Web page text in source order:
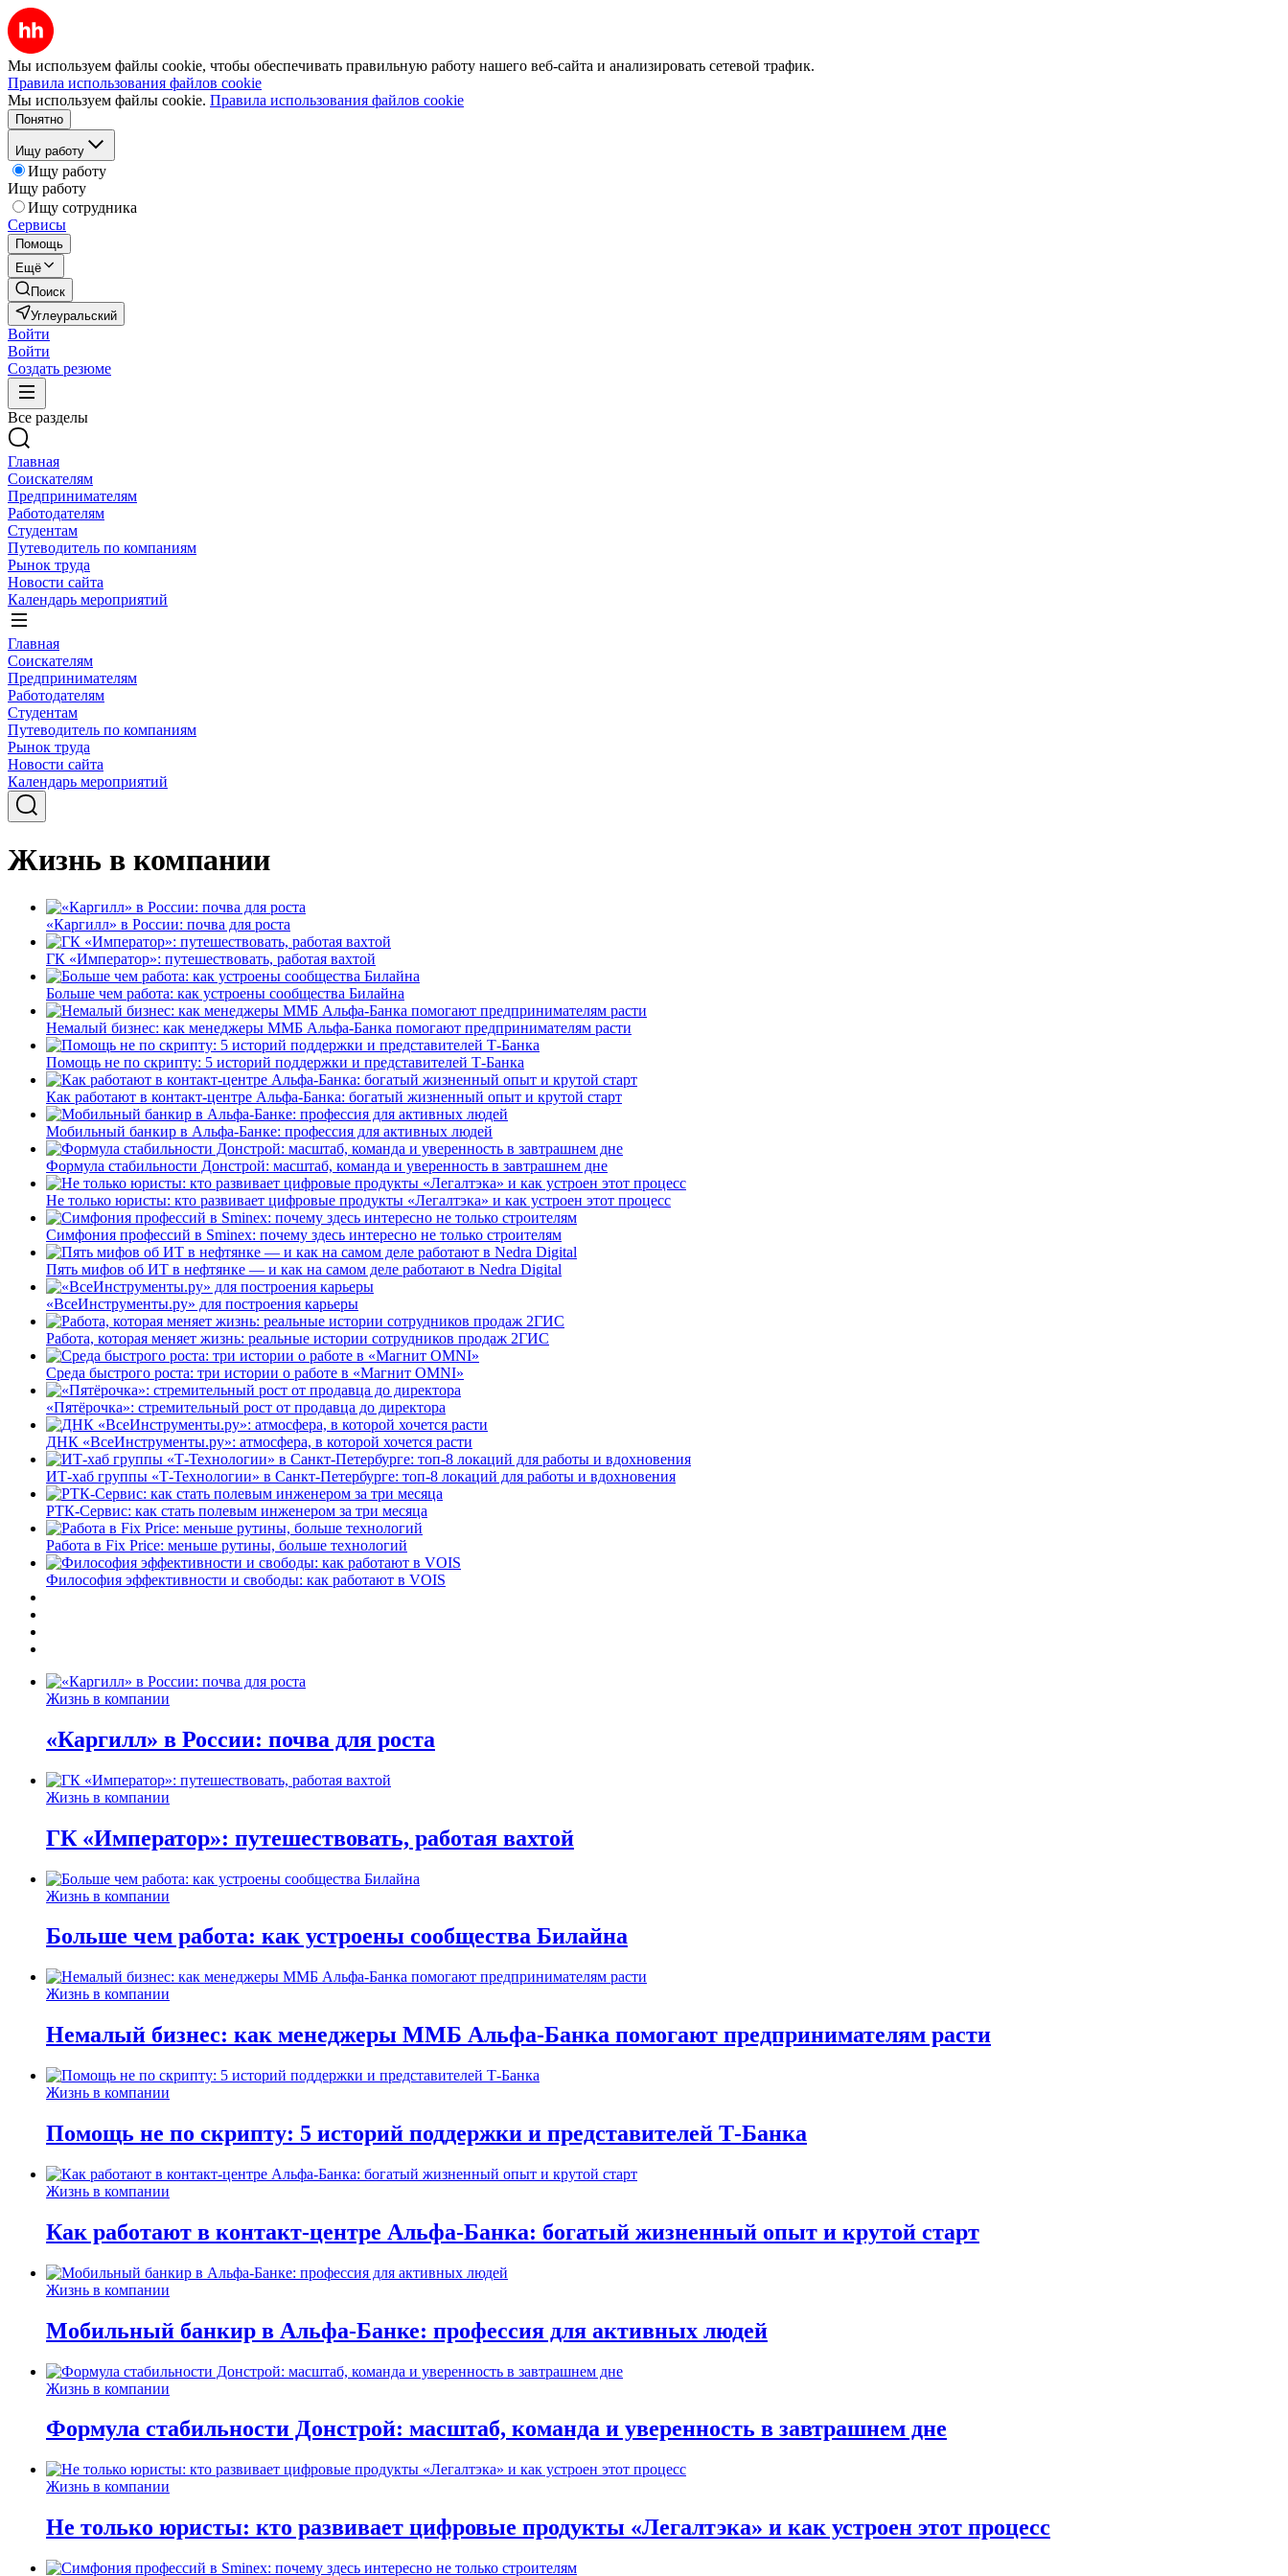
Мы используем файлы cookie, чтобы обеспечивать правильную работу нашего веб-сайта и анализировать сетевой трафик.
Правила использования файлов cookie
Мы используем файлы cookie. Правила использования файлов cookie
Понятно
Ищу работу
Ищу работу
Ищу работу
Ищу сотрудника
Сервисы
Помощь
Ещё
Поиск
Углеуральский
Войти
Войти
Создать резюме
Все разделы
Главная
Соискателям
Предпринимателям
Работодателям
Студентам
Путеводитель по компаниям
Рынок труда
Новости сайта
Календарь мероприятий
Главная
Соискателям
Предпринимателям
Работодателям
Студентам
Путеводитель по компаниям
Рынок труда
Новости сайта
Календарь мероприятий
Жизнь в компании
«Каргилл» в России: почва для роста
ГК «Император»: путешествовать, работая вахтой
Больше чем работа: как устроены сообщества Билайна
Немалый бизнес: как менеджеры ММБ Альфа-Банка помогают предпринимателям расти
Помощь не по скрипту: 5 историй поддержки и представителей Т-Банка
Как работают в контакт-центре Альфа-Банка: богатый жизненный опыт и крутой старт
Мобильный банкир в Альфа-Банке: профессия для активных людей
Формула стабильности Донстрой: масштаб, команда и уверенность в завтрашнем дне
Не только юристы: кто развивает цифровые продукты «Легалтэка» и как устроен этот процесс
Симфония профессий в Sminex: почему здесь интересно не только строителям
Пять мифов об ИТ в нефтянке — и как на самом деле работают в Nedra Digital
«ВсеИнструменты.ру» для построения карьеры
Работа, которая меняет жизнь: реальные истории сотрудников продаж 2ГИС
Среда быстрого роста: три истории о работе в «Магнит OMNI»
«Пятёрочка»: стремительный рост от продавца до директора
ДНК «ВсеИнструменты.ру»: атмосфера, в которой хочется расти
ИТ-хаб группы «Т-Технологии» в Санкт-Петербурге: топ-8 локаций для работы и вдохновения
РТК-Сервис: как стать полевым инженером за три месяца
Работа в Fix Price: меньше рутины, больше технологий
Философия эффективности и свободы: как работают в VOIS
Жизнь в компании
«Каргилл» в России: почва для роста
Жизнь в компании
ГК «Император»: путешествовать, работая вахтой
Жизнь в компании
Больше чем работа: как устроены сообщества Билайна
Жизнь в компании
Немалый бизнес: как менеджеры ММБ Альфа-Банка помогают предпринимателям расти
Жизнь в компании
Помощь не по скрипту: 5 историй поддержки и представителей Т-Банка
Жизнь в компании
Как работают в контакт-центре Альфа-Банка: богатый жизненный опыт и крутой старт
Жизнь в компании
Мобильный банкир в Альфа-Банке: профессия для активных людей
Жизнь в компании
Формула стабильности Донстрой: масштаб, команда и уверенность в завтрашнем дне
Жизнь в компании
Не только юристы: кто развивает цифровые продукты «Легалтэка» и как устроен этот процесс